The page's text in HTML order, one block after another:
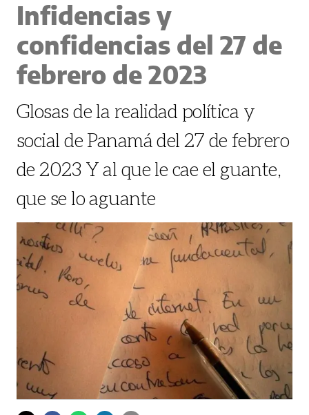
Infidencias y
confidencias del 27 de
febrero de 2023
Glosas de la realidad política y
social de Panamá del 27 de febrero
de 2023 Y al que le cae el guante,
que se lo aguante